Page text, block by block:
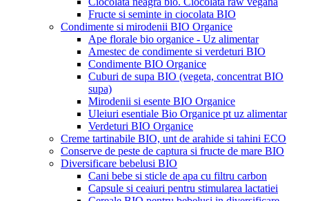
Fructe si seminte in ciocolata BIO
Condimente si mirodenii BIO Organice
Ape florale bio organice - Uz alimentar
Amestec de condimente si verdeturi BIO
Condimente BIO Organice
Cuburi de supa BIO (vegeta, concentrat BIO
supa)
Mirodenii si esente BIO Organice
Uleiuri esentiale Bio Organice pt uz alimentar
Verdeturi BIO Organice
Creme tartinabile BIO, unt de arahide si tahini ECO
Conserve de peste de captura si fructe de mare BIO
Diversificare bebelusi BIO
Cani bebe si sticle de apa cu filtru carbon
Capsule si ceaiuri pentru stimularea lactatiei